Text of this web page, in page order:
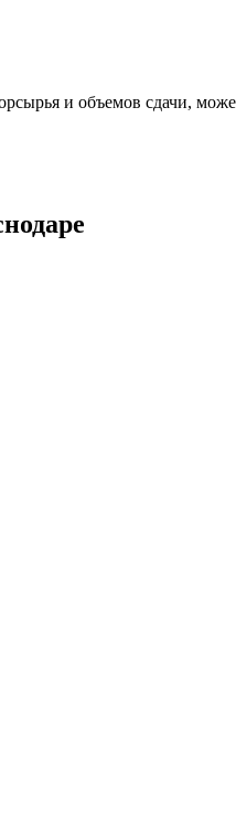
и объемов сдачи,